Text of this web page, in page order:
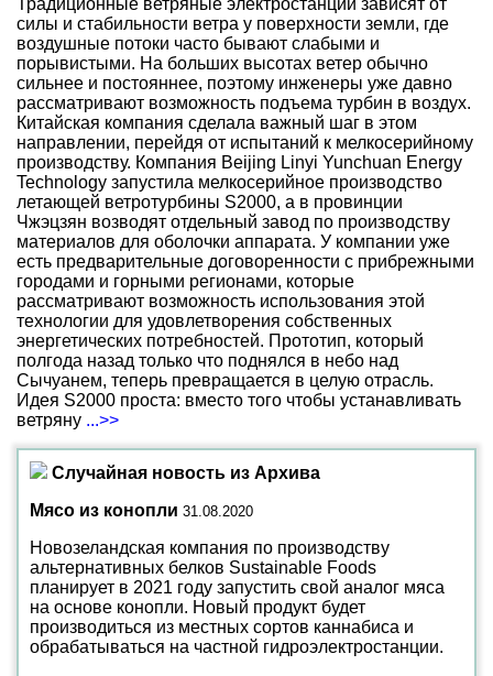
Традиционные ветряные электростанции зависят от
силы и стабильности ветра у поверхности земли, где
воздушные потоки часто бывают слабыми и
порывистыми. На больших высотах ветер обычно
сильнее и постояннее, поэтому инженеры уже давно
рассматривают возможность подъема турбин в воздух.
Китайская компания сделала важный шаг в этом
направлении, перейдя от испытаний к мелкосерийному
производству. Компания Beijing Linyi Yunchuan Energy
Technology запустила мелкосерийное производство
летающей ветротурбины S2000, а в провинции
Чжэцзян возводят отдельный завод по производству
материалов для оболочки аппарата. У компании уже
есть предварительные договоренности с прибрежными
городами и горными регионами, которые
рассматривают возможность использования этой
технологии для удовлетворения собственных
энергетических потребностей. Прототип, который
полгода назад только что поднялся в небо над
Сычуанем, теперь превращается в целую отрасль.
Идея S2000 проста: вместо того чтобы устанавливать
ветряну ...>>
Случайная новость из Архива
Мясо из конопли 31.08.2020
Новозеландская компания по производству
альтернативных белков Sustainable Foods
планирует в 2021 году запустить свой аналог мяса
на основе конопли. Новый продукт будет
производиться из местных сортов каннабиса и
обрабатываться на частной гидроэлектростанции.